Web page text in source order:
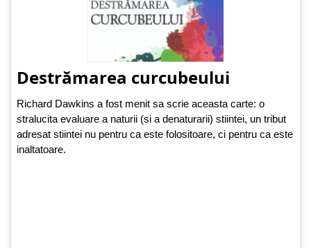
Destrămarea curcubeului
Richard Dawkins a fost menit sa scrie aceasta carte: o
stralucita evaluare a naturii (si a denaturarii) stiintei, un tribut
adresat stiintei nu pentru ca este folositoare, ci pentru ca este
inaltatoare.